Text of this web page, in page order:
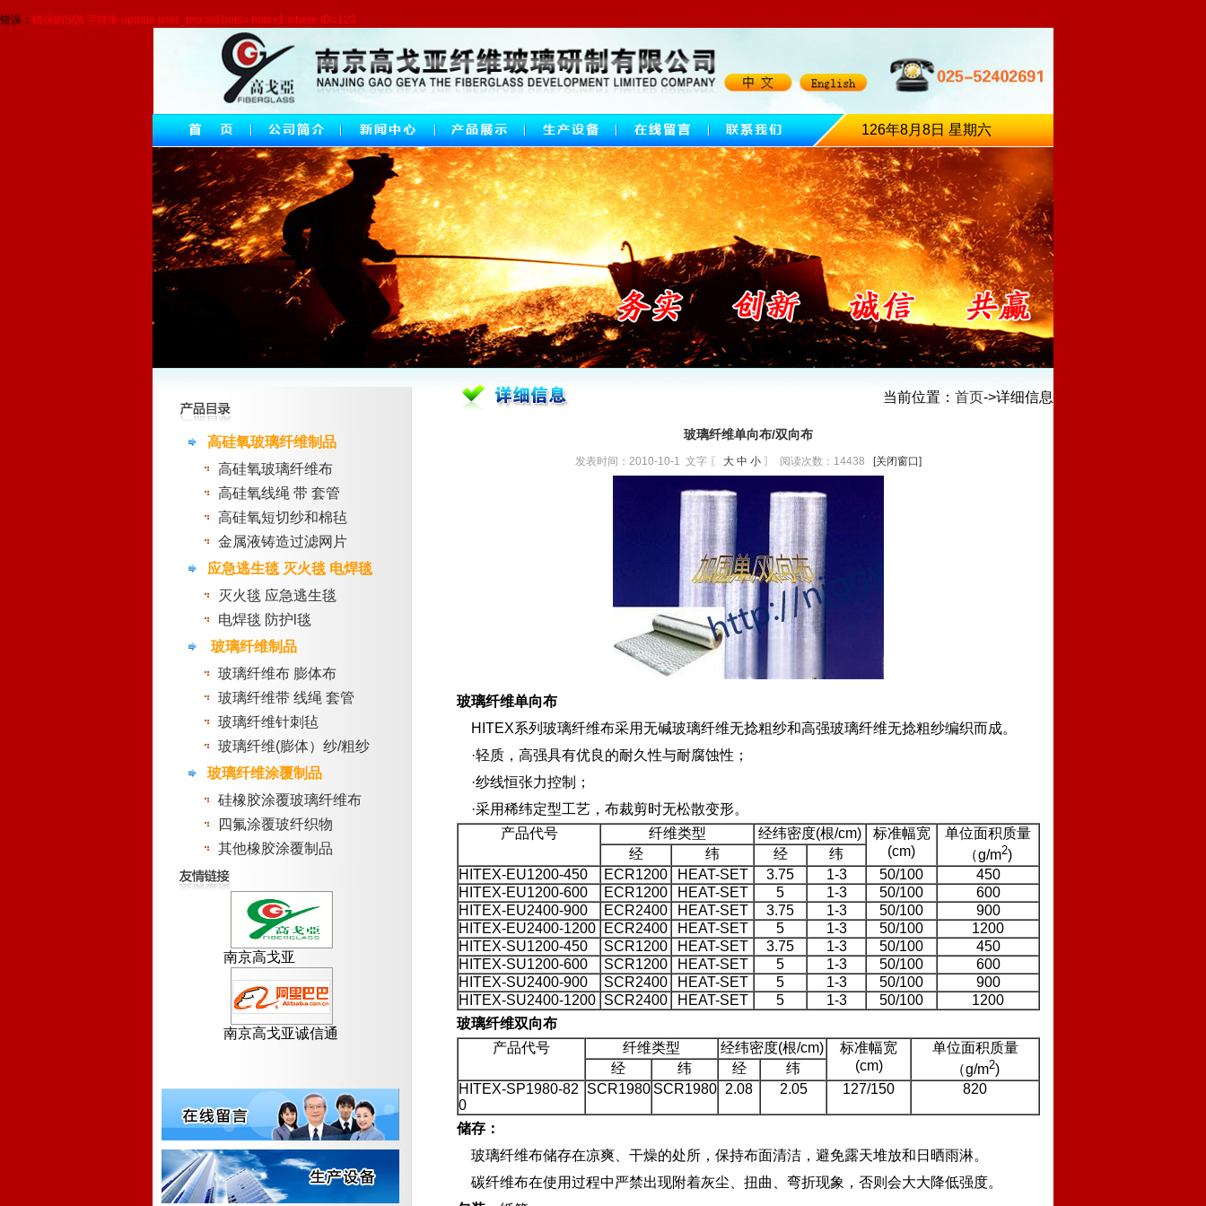
错误： 错误的SQL字符串 update user_pro set hots= hots+1 where ID=123
126年8月8日 星期六
高硅氧玻璃纤维制品
高硅氧玻璃纤维布
高硅氧线绳 带 套管
高硅氧短切纱和棉毡
金属液铸造过滤网片
应急逃生毯 灭火毯 电焊毯
灭火毯 应急逃生毯
电焊毯 防护l毯
玻璃纤维制品
玻璃纤维布 膨体布
玻璃纤维带 线绳 套管
玻璃纤维针刺毡
玻璃纤维(膨体）纱/粗纱
玻璃纤维涂覆制品
硅橡胶涂覆玻璃纤维布
四氟涂覆玻纤织物
其他橡胶涂覆制品
南京高戈亚
南京高戈亚诚信通
当前位置： 首页->详细信息
玻璃纤维单向布/双向布
发表时间：2010-10-1 文字 〖 大 中 小 〗 阅读次数：14438 [关闭窗口]
玻璃纤维单向布
HITEX系列玻璃纤维布采用无碱玻璃纤维无捻粗纱和高强玻璃纤维无捻粗纱编织而成。
·轻质，高强具有优良的耐久性与耐腐蚀性；
·纱线恒张力控制；
·采用稀纬定型工艺，布裁剪时无松散变形。
产品代号
纤维类型 经纬密度(根/cm)
标准幅宽
(cm)
单位面积质量
（g/m2)
经 纬 经
纬
HITEX-EU1200-450
ECR1200 HEAT-SET 3.75 1-3 50/100
450
HITEX-EU1200-600
ECR1200 HEAT-SET 5 1-3 50/100
600
HITEX-EU2400-900
ECR2400 HEAT-SET 3.75 1-3 50/100
900
HITEX-EU2400-1200
ECR2400 HEAT-SET 5 1-3 50/100
1200
HITEX-SU1200-450
SCR1200 HEAT-SET 3.75 1-3 50/100
450
HITEX-SU1200-600
SCR1200 HEAT-SET 5 1-3 50/100
600
HITEX-SU2400-900
SCR2400 HEAT-SET 5 1-3 50/100
900
HITEX-SU2400-1200 SCR2400 HEAT-SET 5 1-3 50/100
1200
玻璃纤维双向布
产品代号
纤维类型 经纬密度(根/cm)
标准幅宽
(cm)
单位面积质量
（g/m2)
经 纬 经
纬
HITEX-SP1980-82
0
SCR1980 SCR1980 2.08 2.05 127/150 820
储存：
玻璃纤维布储存在凉爽、干燥的处所，保持布面清洁，避免露天堆放和日晒雨淋。
碳纤维布在使用过程中严禁出现附着灰尘、扭曲、弯折现象，否则会大大降低强度。